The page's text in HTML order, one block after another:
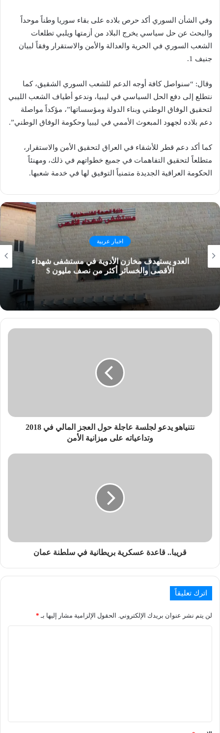
وفي الشأن السوري أكد حرص بلاده على بقاء سوريا وطناً موحداً
والبحث عن حل سياسي يخرج البلاد من أزمتها ويلبي تطلعات
الشعب السوري في الحرية والعدالة والأمن والاستقرار وفقاً لبيان
جنيف 1.
وقال: “سنواصل كافة أوجه الدعم للشعب السوري الشقيق، كما
نتطلع إلى دفع الحل السياسي في ليبيا، وندعو أطياف الشعب الليبي
لتحقيق الوفاق الوطني وبناء الدولة ومؤسساتها”، مؤكداً مواصلة
دعم بلاده لجهود المبعوث الأممي في ليبيا وحكومة الوفاق الوطني”.
كما أكد دعم قطر للأشقاء في العراق لتحقيق الأمن والاستقرار،
متطلعاً لتحقيق التفاهمات في جميع خطواتهم في ذلك، ومهنئاً
الحكومة العراقية الجديدة متمنياً التوفيق لها في خدمة شعبها.
اخبار عربية
العدو يستهدف مخازن الأدوية في مستشفى شهداء
الأقصى والخسائر أكثر من نصف مليون $
نتنياهو يدعو لجلسة عاجلة حول العجز المالي في 2018
وتداعياته على ميزانية الأمن
قريبا.. قاعدة عسكرية بريطانية في سلطنة عمان
اترك تعليقاً
لن يتم نشر عنوان بريدك الإلكتروني. الحقول الإلزامية مشار إليها بـ *